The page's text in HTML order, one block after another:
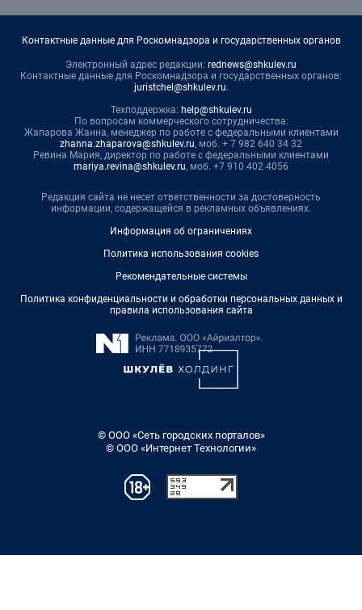
Контактные данные для Роскомнадзора и государственных органов
Электронный адрес редакции: rednews@shkulev.ru
Контактные данные для Роскомнадзора и государственных органов:
juristchel@shkulev.ru.
Техподдержка: help@shkulev.ru
По вопросам коммерческого сотрудничества:
Жапарова Жанна, менеджер по работе с федеральными клиентами
zhanna.zhaparova@shkulev.ru, моб. + 7 982 640 34 32
Ревина Мария, директор по работе с федеральными клиентами
mariya.revina@shkulev.ru, моб. +7 910 402 4056
Редакция сайта не несет ответственности за достоверность
информации, содержащейся в рекламных объявлениях.
Информация об ограничениях
Политика использования cookies
Рекомендательные системы
Политика конфиденциальности и обработки персональных данных и
правила использования сайта
© ООО «Сеть городских порталов»
© ООО «Интернет Технологии»